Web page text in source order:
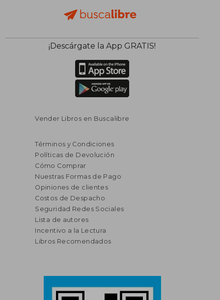
¡Descárgate la App GRATIS!
Vender Libros en Buscalibre
Términos y Condiciones
Políticas de Devolución
Cómo Comprar
Nuestras Formas de Pago
Opiniones de clientes
Costos de Despacho
Seguridad Redes Sociales
Lista de autores
Incentivo a la Lectura
Libros Recomendados